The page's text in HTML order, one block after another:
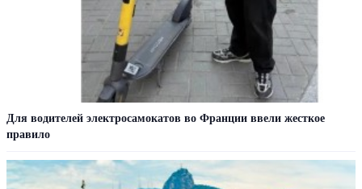
Для водителей электросамокатов во Франции ввели жесткое
правило